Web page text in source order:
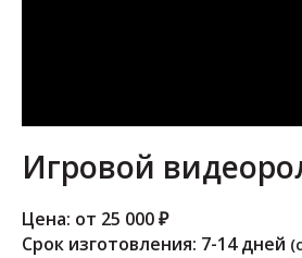
Игровой
Цена: от 25 000 ₽
Срок изготовления: 7-14 дней